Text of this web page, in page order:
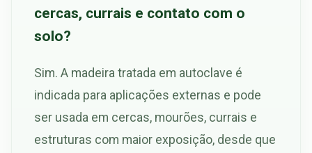
cercas, currais e contato com o
solo?
Sim. A madeira tratada em autoclave é
indicada para aplicações externas e pode
ser usada em cercas, mourões, currais e
estruturas com maior exposição, desde que